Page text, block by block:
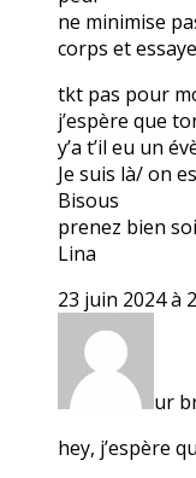
ne minimise
corps et
tkt pas pour
j’espère que
y’a t’il eu un
Je suis là/ on
Bisous
prenez bien
Lina
23 juin 2024 à
ur
hey, j’espère